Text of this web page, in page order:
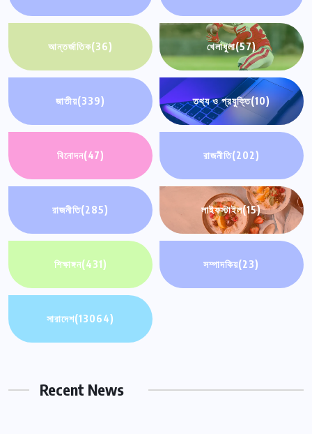
আন্তর্জাতিক(36) খেলাধুলা(57)
জাতীয়(339) তথ্য ও প্রযুক্তি(10)
বিনোদন(47) রাজনীতি(202)
রাজনীতি(285) লাইফস্টাইল(15)
শিক্ষাঙ্গন(431) সম্পাদকিয়(23)
সারাদেশ(13064)
Recent News